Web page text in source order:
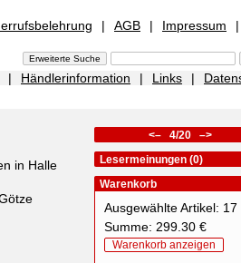
| AGB | Impressum |
| Händlerinformation | Links |
in Halle
<– 4/20 –>
Lesermeinungen (0)
Warenkorb
Ausgewählte Artikel: 17
Summe: 299.30 €
Warenkorb anzeigen